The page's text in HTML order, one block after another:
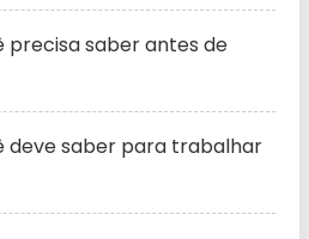
precisa saber antes de
deve saber para trabalhar